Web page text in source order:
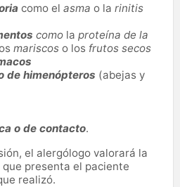
como el asma o la rinitis
como la proteína de la
mariscos o los frutos secos
de himenópteros (abejas y
o de contacto.
el alergólogo valorará la
presenta el paciente
realizó.